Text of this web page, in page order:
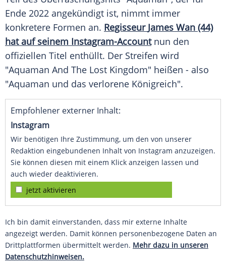
Ende 2022 angekündigt ist, nimmt immer
konkretere Formen an. Regisseur James Wan (44)
hat auf seinem Instagram-Accountnun den
offiziellen Titel enthüllt. Der Streifen wird
"Aquaman And The Lost Kingdom" heißen - also
"Aquaman und das verlorene Königreich".
Empfohlener externer Inhalt:
Instagram
Wir benötigen Ihre Zustimmung, um den von unserer
Redaktion eingebundenen Inhalt von Instagram anzuzeigen.
Sie können diesen mit einem Klick anzeigen lassen und
auch wieder deaktivieren.
jetzt aktivieren
Ich bin damit einverstanden, dass mir externe Inhalte
angezeigt werden. Damit können personenbezogene Daten an
Drittplattformen übermittelt werden. Mehr dazu in unseren
Datenschutzhinweisen.